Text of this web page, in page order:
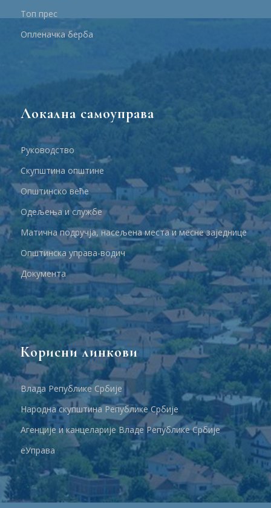
Топ прес
Опленачка берба
Локална самоуправа
Руководство
Скупштина општине
Општинско веће
Одељења и службе
Матична подручја, насељена места и месне заједнице
Општинска управа-водич
Документа
Корисни линкови
Влада Републике Србије
Народна скупштина Републике Србије
Агенције и канцеларије Владе Републике Србије
еУправа